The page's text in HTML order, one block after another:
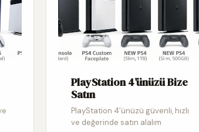
PlayStation 4’ünüzü Bize
Satın
PlayStation 4’ünüzü güvenli, hızlı
ve değerinde satın alalım